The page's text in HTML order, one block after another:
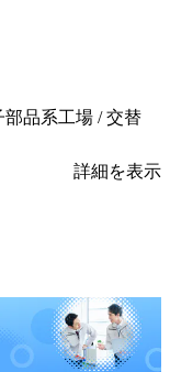
品系工場 / 交替
詳細を表示